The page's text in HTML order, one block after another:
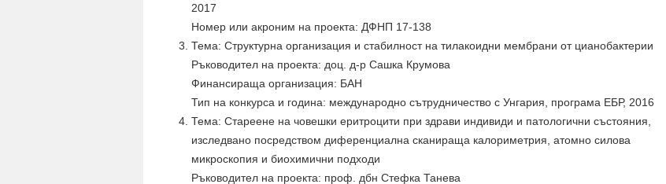
2017
Номер или акроним на проекта: ДФНП 17-138
Тема: Структурна организация и стабилност на тилакоидни мембрани от цианобактерии
Ръководител на проекта: доц. д-р Сашка Крумова
Финансираща организация: БАН
Тип на конкурса и година: международно сътрудничество с Унгария, програма ЕБР, 2016
Тема: Стареене на човешки еритроцити при здрави индивиди и патологични състояния,
изследвано посредством диференциална сканираща калориметрия, атомно силова
микроскопия и биохимични подходи
Ръководител на проекта: проф. дбн Стефка Танева